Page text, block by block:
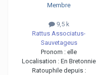
Membre
9,5 k
Rattus Associatus-
Sauvetageus
Pronom : elle
Localisation : En Bretonnie
Ratouphile depuis :